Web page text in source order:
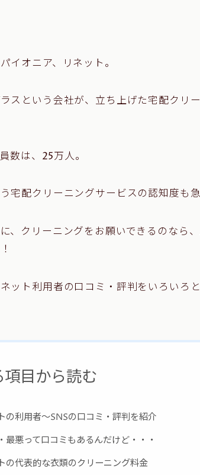
イオニア、リネット。
スという会社が、立ち上げた宅配クリ
数は、25万人。
宅配クリーニングサービスの認知度も急
、クリーニングをお願いできるのなら
ット利用者の口コミ・評判をいろいろと
目から読む
の利用者～SNSの口コミ・評判を紹介
最悪って口コミもあるんだけど・・・
の代表的な衣類のクリーニング料金